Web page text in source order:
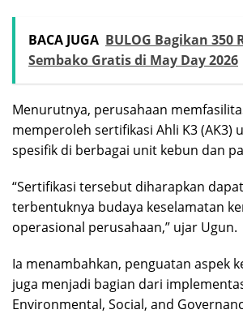
BACA JUGA BULOG Bagikan 350
Sembako Gratis di May Day 2026
Menurutnya, perusahaan
memperoleh sertifikasi Ahli K3 (AK3)
spesifik di berbagai unit kebun dan
“Sertifikasi tersebut diharapkan
terbentuknya budaya keselamatan
operasional perusahaan,” ujar Ugun.
Ia menambahkan, penguatan aspek
juga menjadi bagian dari
Environmental, Social, and